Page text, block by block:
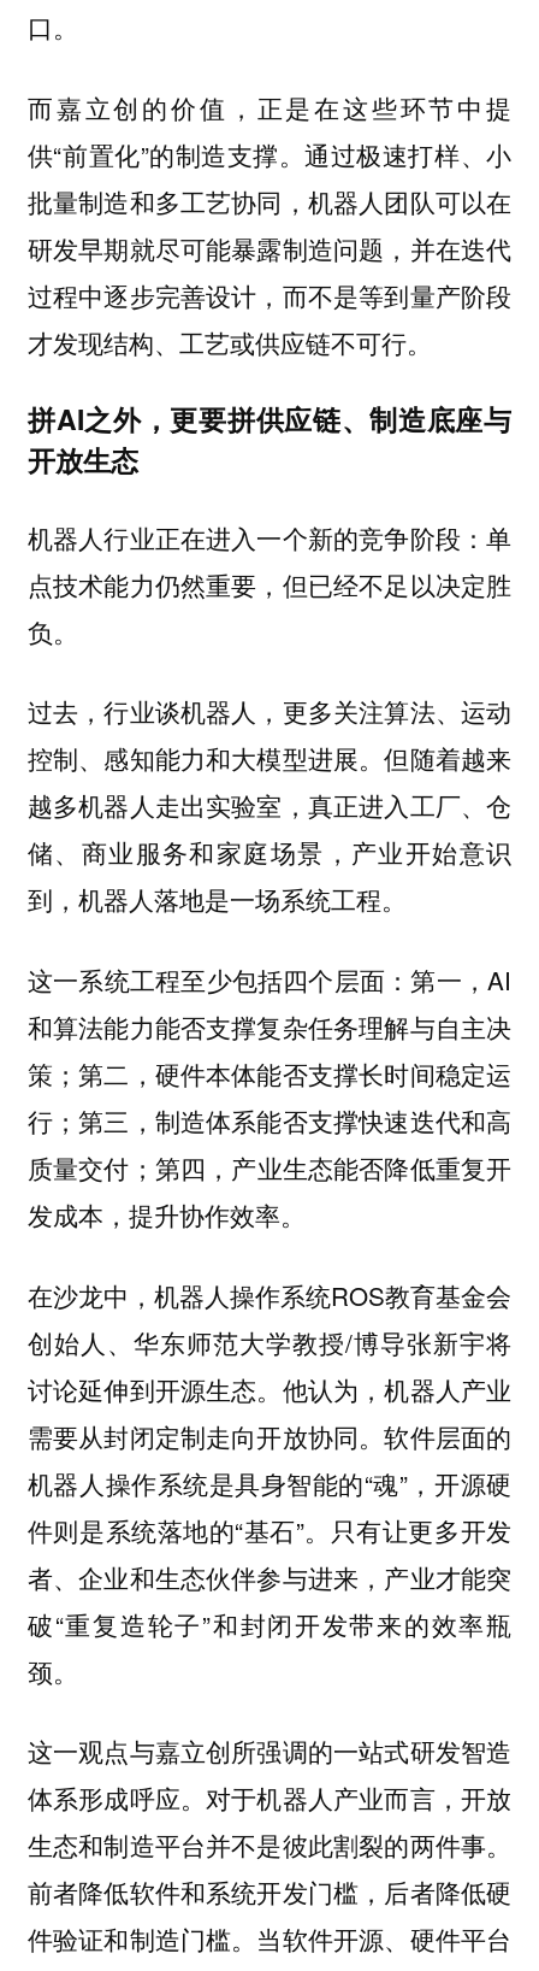
口。
而嘉立创的价值，正是在这些环节中提
供“前置化”的制造支撑。通过极速打样、小
批量制造和多工艺协同，机器人团队可以在
研发早期就尽可能暴露制造问题，并在迭代
过程中逐步完善设计，而不是等到量产阶段
才发现结构、工艺或供应链不可行。
拼AI之外，更要拼供应链、制造底座与
开放生态
机器人行业正在进入一个新的竞争阶段：单
点技术能力仍然重要，但已经不足以决定胜
负。
过去，行业谈机器人，更多关注算法、运动
控制、感知能力和大模型进展。但随着越来
越多机器人走出实验室，真正进入工厂、仓
储、商业服务和家庭场景，产业开始意识
到，机器人落地是一场系统工程。
这一系统工程至少包括四个层面：第一，AI
和算法能力能否支撑复杂任务理解与自主决
策；第二，硬件本体能否支撑长时间稳定运
行；第三，制造体系能否支撑快速迭代和高
质量交付；第四，产业生态能否降低重复开
发成本，提升协作效率。
在沙龙中，机器人操作系统ROS教育基金会
创始人、华东师范大学教授/博导张新宇将
讨论延伸到开源生态。他认为，机器人产业
需要从封闭定制走向开放协同。软件层面的
机器人操作系统是具身智能的“魂”，开源硬
件则是系统落地的“基石”。只有让更多开发
者、企业和生态伙伴参与进来，产业才能突
破“重复造轮子”和封闭开发带来的效率瓶
颈。
这一观点与嘉立创所强调的一站式研发智造
体系形成呼应。对于机器人产业而言，开放
生态和制造平台并不是彼此割裂的两件事。
前者降低软件和系统开发门槛，后者降低硬
件验证和制造门槛。当软件开源、硬件平台